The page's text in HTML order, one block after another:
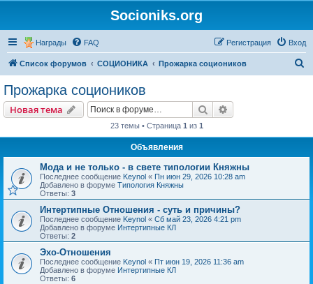
Socioniks.org
Награды FAQ Вход
Регистрация
Список форумов СОЦИОНИКА Прожарка социоников
Прожарка социоников
Новая тема Поиск
23 темы • Страница 1 из 1
Объявления
Мода и не только - в свете типологии Княжны
Последнее сообщение Keynol « Пн июн 29, 2026 10:28 am
Добавлено в форуме Типология Княжны
Ответы: 3
Интертипные Отношения - суть и причины?
Последнее сообщение Keynol « Сб май 23, 2026 4:21 pm
Добавлено в форуме Интертипные КЛ
Ответы: 2
Эхо-Отношения
Последнее сообщение Keynol « Пт июн 19, 2026 11:36 am
Добавлено в форуме Интертипные КЛ
Ответы: 6